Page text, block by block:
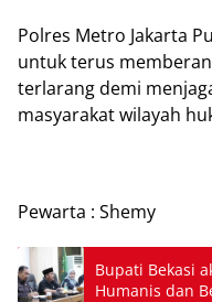
Polres Metro Jakarta
untuk terus
terlarang demi
masyarakat wilayah
Pewarta : Shemy
Bupati Bekasi
Humanis dan